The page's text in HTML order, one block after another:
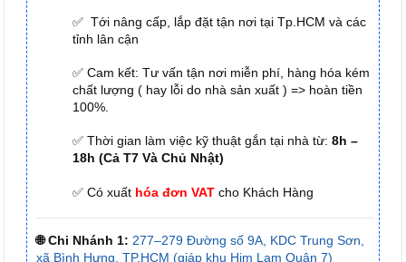
✅ Tới nâng cấp, lắp đặt tận nơi tại Tp.HCM và các
tỉnh lân cận
✅ Cam kết: Tư vấn tận nơi miễn phí, hàng hóa kém
chất lượng ( hay lỗi do nhà sản xuất ) => hoàn tiền
100%.
✅ Thời gian làm việc kỹ thuật gắn tại nhà từ: 8h –
18h (Cả T7 Và Chủ Nhật)
✅ Có xuất hóa đơn VAT cho Khách Hàng
🌐 Chi Nhánh 1: 277–279 Đường số 9A, KDC Trung Sơn,
xã Bình Hưng, TP.HCM (giáp khu Him Lam Quận 7)